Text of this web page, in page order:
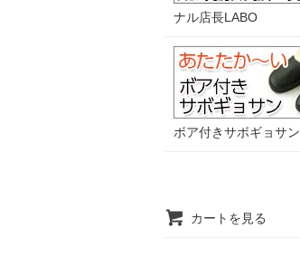
ナル店長LABO
ボア付きサボギョサン
カートを見る